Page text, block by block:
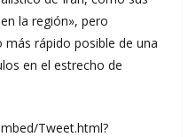
la región», pero
rápido posible de una
en el estrecho de
Tweet.html?